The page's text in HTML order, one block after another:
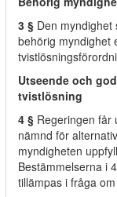
3 § Den
behörig myndighet
Utseende och
tvistlösning
4 § Regeringen får
nämnd för
myndigheten
Bestämmelserna i
tillämpas i fråga